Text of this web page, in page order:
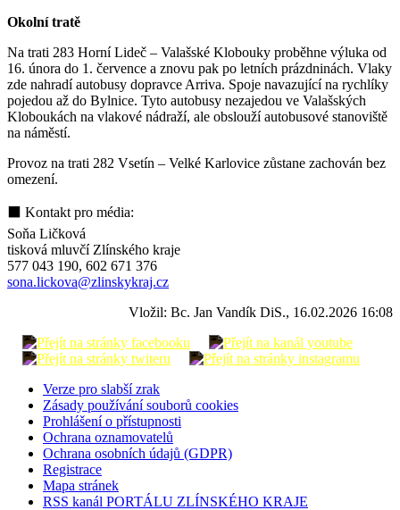
Okolní tratě
Na trati 283 Horní Lideč – Valašské Klobouky proběhne výluka od
16. února do 1. července a znovu pak po letních prázdninách. Vlaky
zde nahradí autobusy dopravce Arriva. Spoje navazující na rychlíky
pojedou až do Bylnice. Tyto autobusy nezajedou ve Valašských
Kloboukách na vlakové nádraží, ale obslouží autobusové stanoviště
na náměstí.
Provoz na trati 282 Vsetín – Velké Karlovice zůstane zachován bez
omezení.
⬛ Kontakt pro média:
Soňa Ličková
tisková mluvčí Zlínského kraje
577 043 190, 602 671 376
sona.lickova@zlinskykraj.cz
Vložil: Bc. Jan Vandík DiS., 16.02.2026 16:08
Verze pro slabší zrak
Zásady používání souborů cookies
Prohlášení o přístupnosti
Ochrana oznamovatelů
Ochrana osobních údajů (GDPR)
Registrace
Mapa stránek
RSS kanál PORTÁLU ZLÍNSKÉHO KRAJE